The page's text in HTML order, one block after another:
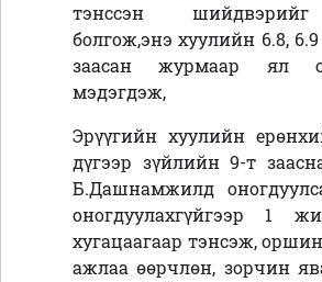
тэнссэн
болгож,энэ хуулийн 6.8,
заасан журмаар ял
мэдэгдэж,
Эрүүгийн хуулийн
дүгээр зүйлийн 9-т
Б.Дашнамжилд
оногдуулахгүйгээр 1
хугацаагаар тэнсэж, оршин
ажлаа өөрчлөн, зорчин